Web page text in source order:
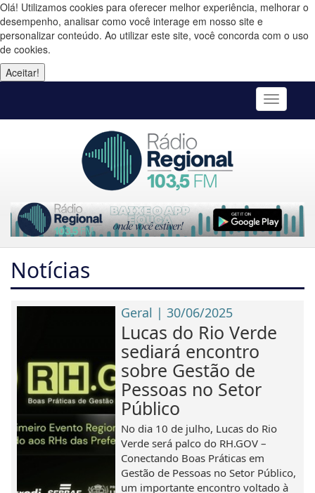
Olá! Utilizamos cookies para oferecer melhor experiência, melhorar o
desempenho, analisar como você interage em nosso site e
personalizar conteúdo. Ao utilizar este site, você concorda com o uso
de cookies.
Aceitar!
Toggle
Notícias
Geral | 30/06/2025
Lucas do Rio Verde
sediará encontro
sobre Gestão de
Pessoas no Setor
Público
No dia 10 de julho, Lucas do Rio
Verde será palco do RH.GOV –
Conectando Boas Práticas em
Gestão de Pessoas no Setor Público,
um importante encontro voltado à